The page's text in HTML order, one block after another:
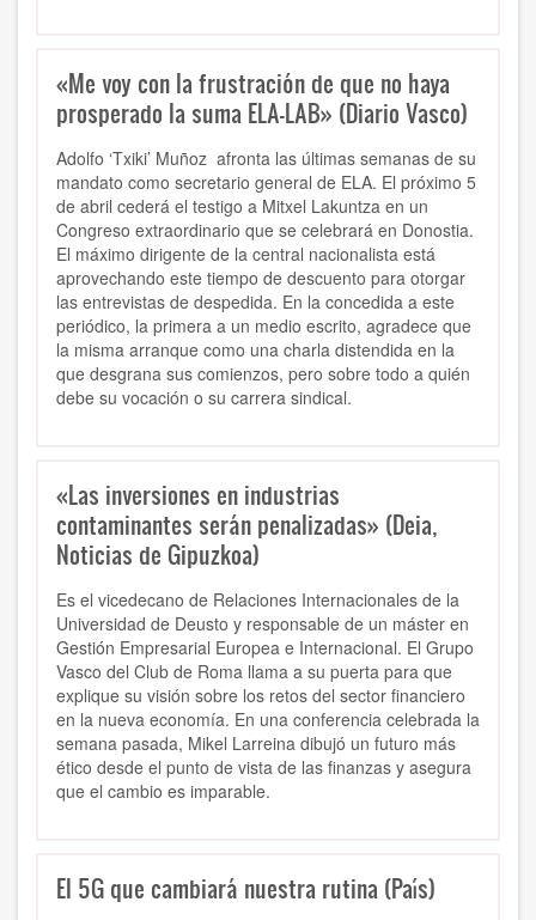
«Me voy con la frustración de que no haya
prosperado la suma ELA-LAB» (Diario Vasco)
Adolfo ‘Txiki’ Muñoz afronta las últimas semanas de su
mandato como secretario general de ELA. El próximo 5
de abril cederá el testigo a Mitxel Lakuntza en un
Congreso extraordinario que se celebrará en Donostia.
El máximo dirigente de la central nacionalista está
aprovechando este tiempo de descuento para otorgar
las entrevistas de despedida. En la concedida a este
periódico, la primera a un medio escrito, agradece que
la misma arranque como una charla distendida en la
que desgrana sus comienzos, pero sobre todo a quién
debe su vocación o su carrera sindical.
«Las inversiones en industrias
contaminantes serán penalizadas» (Deia,
Noticias de Gipuzkoa)
Es el vicedecano de Relaciones Internacionales de la
Universidad de Deusto y responsable de un máster en
Gestión Empresarial Europea e Internacional. El Grupo
Vasco del Club de Roma llama a su puerta para que
explique su visión sobre los retos del sector financiero
en la nueva economía. En una conferencia celebrada la
semana pasada, Mikel Larreina dibujó un futuro más
ético desde el punto de vista de las finanzas y asegura
que el cambio es imparable.
El 5G que cambiará nuestra rutina (País)